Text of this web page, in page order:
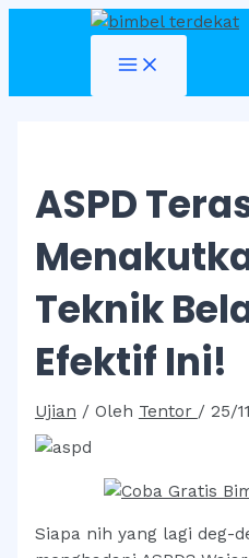
Main
Menu
ASPD
Teknik
Efektif Ini!
Ujian / Oleh Tentor / 25/
Siapa nih yang lagi deg-